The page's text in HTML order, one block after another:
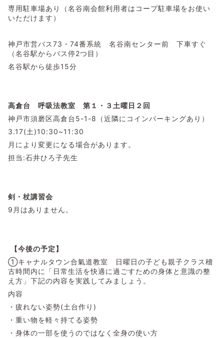
専用駐車場あり（名谷南会館利用者はコープ駐車場をお使い
いただけます）
神戸市営バス73・74番系統 名谷南センター前 下車すぐ
（名谷駅からバス停2つ目）
名谷駅から徒歩15分
高倉台 呼吸法教室
第１・３土曜日２回
神戸市須磨区高倉台5-1-8（近隣にコインパーキングあり）
3.17(土)10:30~11:30
月により変更になる場合があります。
担当:石井ひろ子先生
剣・杖講習会
9月はありません。
【今後の予定】
①キャナルタウン合氣道教室 日曜日の子ども親子クラス稽
古時間内に「日常生活を快適に過ごすための身体と意識の整
え方」下記の内容を実践してみましょう。
内容
・疲れない姿勢(土台作り)
・重い物を軽々持てる姿勢
・身体の一部を使うのではなく全身の使い方